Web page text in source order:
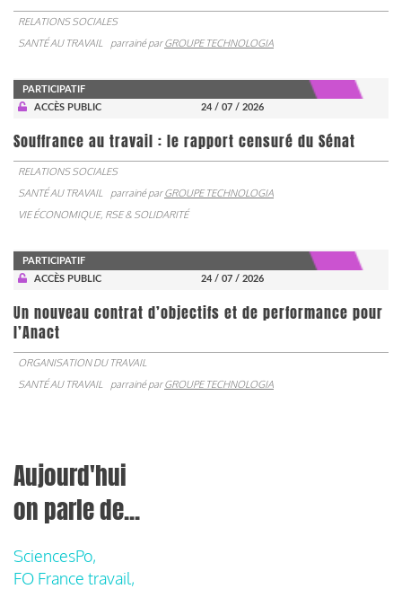
RELATIONS SOCIALES
SANTÉ AU TRAVAIL
parrainé parGROUPE TECHNOLOGIA
PARTICIPATIF
ACCÈS PUBLIC
24 / 07 / 2026
Souffrance au travail : le rapport censuré du Sénat
RELATIONS SOCIALES
SANTÉ AU TRAVAIL
parrainé parGROUPE TECHNOLOGIA
VIE ÉCONOMIQUE, RSE & SOLIDARITÉ
PARTICIPATIF
ACCÈS PUBLIC
24 / 07 / 2026
Un nouveau contrat d’objectifs et de performance pour
l’Anact
ORGANISATION DU TRAVAIL
SANTÉ AU TRAVAIL
parrainé parGROUPE TECHNOLOGIA
Aujourd'hui
on parle de...
SciencesPo,
FO France travail,